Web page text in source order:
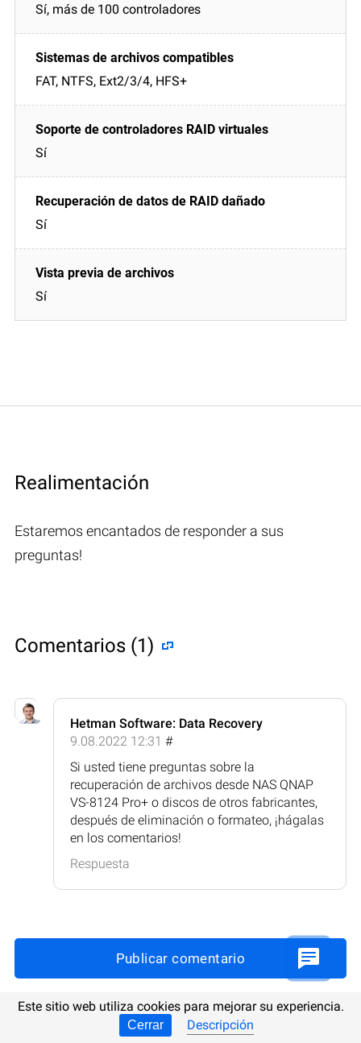
Sí, más de 100 controladores
FAT, NTFS, Ext2/3/4, HFS+
Sí
Sí
Sí
Realimentación
Estaremos encantados de responder a sus
preguntas!
Comentarios (1)
Hetman Software: Data Recovery
9.08.2022 12:31 #
Si usted tiene preguntas sobre la
recuperación de archivos desde NAS QNAP
VS-8124 Pro+ o discos de otros fabricantes,
después de eliminación o formateo, ¡hágalas
en los comentarios!
Respuesta
Publicar comentario
Este sitio web utiliza cookies para mejorar su experiencia.
Cerrar Descripción